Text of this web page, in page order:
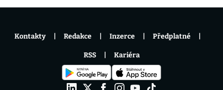
Kontakty Redakce Inzerce Předplatné
RSS Kariéra